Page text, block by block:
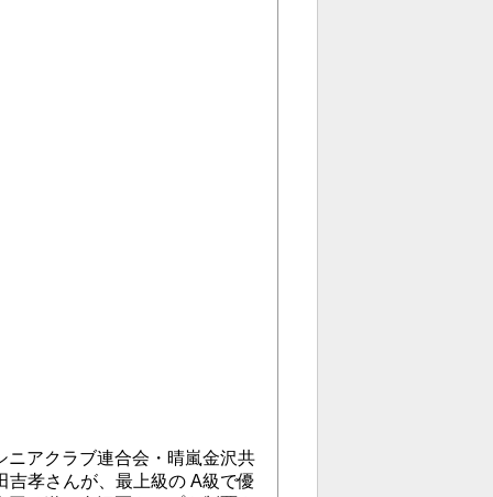
ニアクラブ連合会・晴嵐金沢共
吉孝さんが、最上級の A級で優